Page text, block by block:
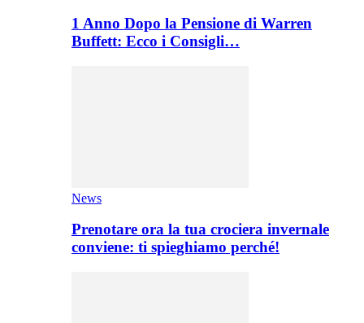
1 Anno Dopo la Pensione di Warren
Buffett: Ecco i Consigli…
News
Prenotare ora la tua crociera invernale
conviene: ti spieghiamo perché!